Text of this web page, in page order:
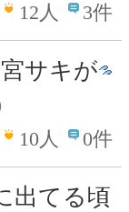
12人 3件
サキが
10人 0件
出てる頃